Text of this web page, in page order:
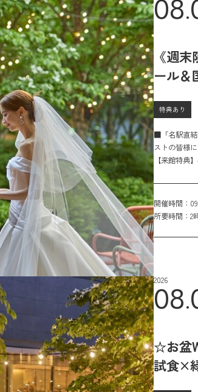
《週末
ール＆
特典あり
■「名駅直結
ストの皆様
【来館特典
【成約特典】
員権
2026年に挙
開催時間：
所要時間： 2
2026
☆お盆
試食×